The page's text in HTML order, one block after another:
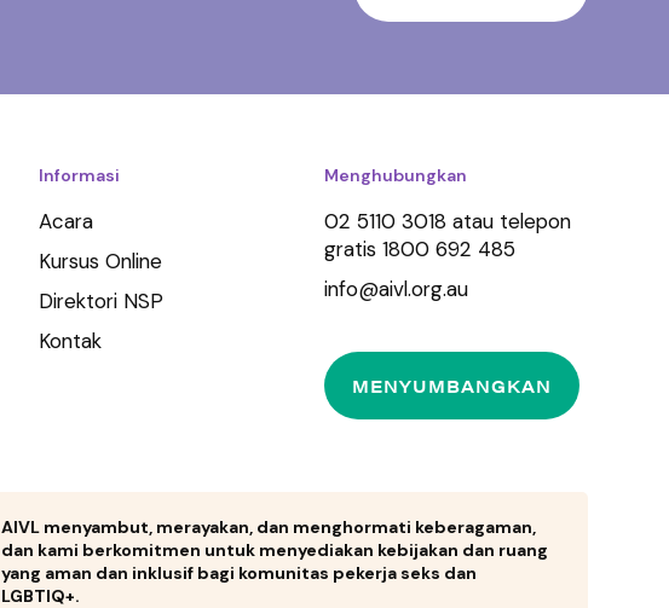
Informasi
Acara
Kursus Online
Direktori NSP
Kontak
Menghubungkan
02 5110 3018 atau telepon
gratis 1800 692 485
info@aivl.org.au
MENYUMBANGKAN
AIVL menyambut, merayakan, dan menghormati keberagaman,
dan kami berkomitmen untuk menyediakan kebijakan dan ruang
yang aman dan inklusif bagi komunitas pekerja seks dan
LGBTIQ+.